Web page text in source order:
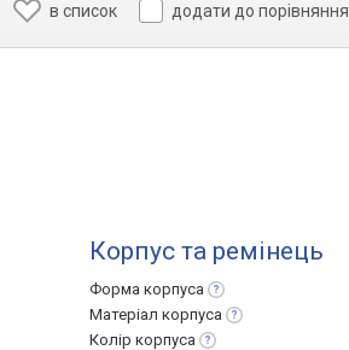
в список
додати до порівняння
Корпус та ремінець
Форма корпуса
Матеріал корпуса
Колір корпуса